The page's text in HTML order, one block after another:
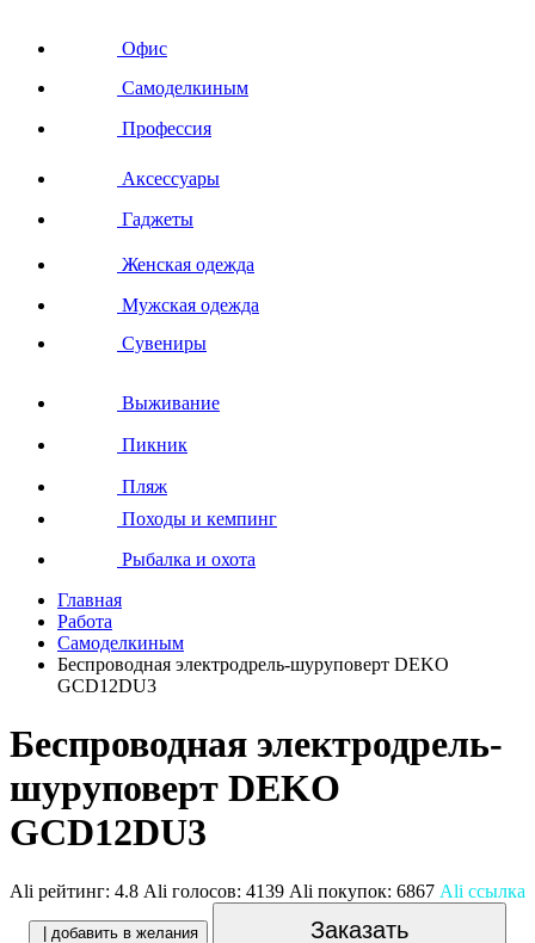
Офис
Самоделкиным
Профессия
Аксессуары
Гаджеты
Женская одежда
Мужская одежда
Сувениры
Выживание
Пикник
Пляж
Походы и кемпинг
Рыбалка и охота
Главная
Работа
Самоделкиным
Беспроводная электродрель-шуруповерт DEKO
GCD12DU3
Беспроводная электродрель-
шуруповерт DEKO
GCD12DU3
Ali рейтинг: 4.8 Ali голосов: 4139 Ali покупок: 6867 Ali ссылка
| добавить в желания Заказать